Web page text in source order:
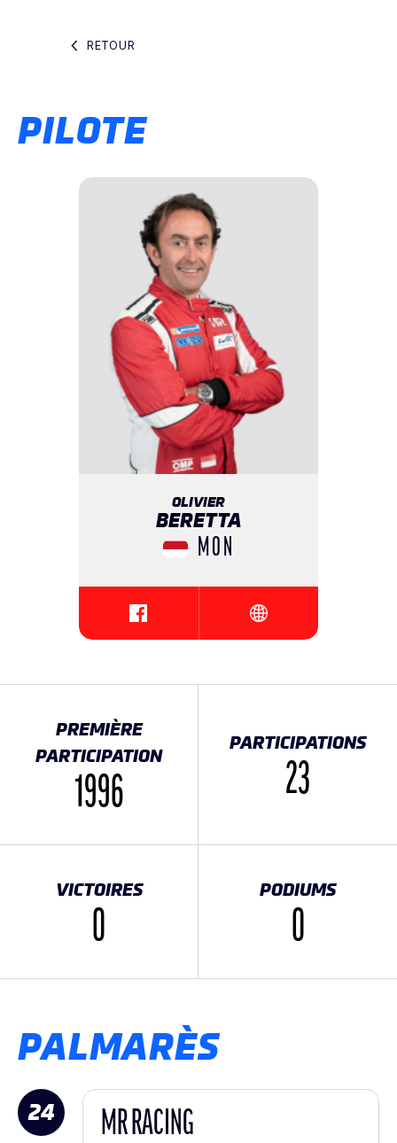
RETOUR
PILOTE
OLIVIER
BERETTA
MON
{{SEESOCIALNETWORK}}
PREMIÈRE
PARTICIPATION
1996
PARTICIPATIONS
23
VICTOIRES
0
PODIUMS
0
PALMARÈS
24 MR RACING